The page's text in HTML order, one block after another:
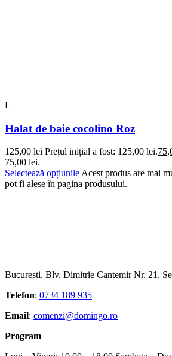
L
Halat de baie cocolino Roz
125,00lei Prețul inițial a fost: 125,00 lei.
75,00 lei.
Selectează opțiunile Acest produs are mai
pot fi alese în pagina produsului.
Bucuresti, Blv. Dimitrie Cantemir Nr. 21,
Telefon: 0734 189 935
Email: comenzi@domingo.ro
Program